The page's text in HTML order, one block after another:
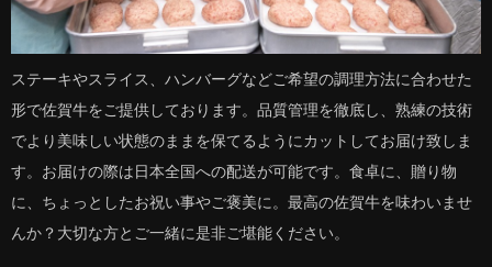
ステーキやスライス、ハンバーグなどご希望の調理方法に合わせた
形で佐賀牛をご提供しております。品質管理を徹底し、熟練の技術
でより美味しい状態のままを保てるようにカットしてお届け致しま
す。お届けの際は日本全国への配送が可能です。食卓に、贈り物
に、ちょっとしたお祝い事やご褒美に。最高の佐賀牛を味わいませ
んか？大切な方とご一緒に是非ご堪能ください。